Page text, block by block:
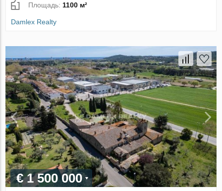
Площадь: 1100 м²
Damlex Realty
€ 1 500 000